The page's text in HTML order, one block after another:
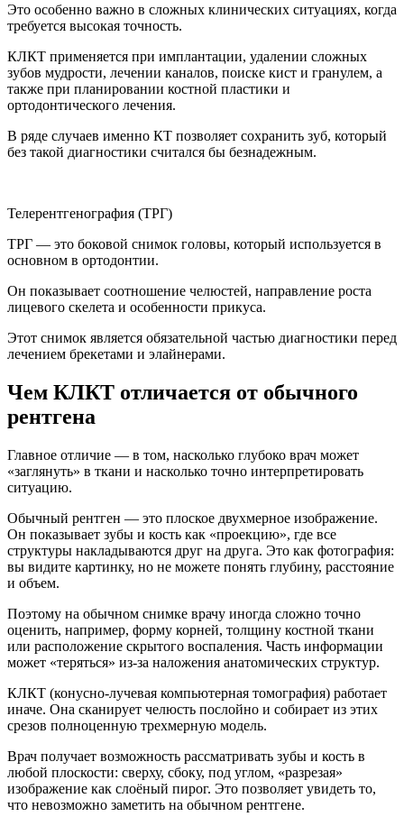
Это особенно важно в сложных клинических ситуациях, когда
требуется высокая точность.
КЛКТ применяется при имплантации, удалении сложных
зубов мудрости, лечении каналов, поиске кист и гранулем, а
также при планировании костной пластики и
ортодонтического лечения.
В ряде случаев именно КТ позволяет сохранить зуб, который
без такой диагностики считался бы безнадежным.
Телерентгенография (ТРГ)
ТРГ — это боковой снимок головы, который используется в
основном в ортодонтии.
Он показывает соотношение челюстей, направление роста
лицевого скелета и особенности прикуса.
Этот снимок является обязательной частью диагностики перед
лечением брекетами и элайнерами.
Чем КЛКТ отличается от обычного
рентгена
Главное отличие — в том, насколько глубоко врач может
«заглянуть» в ткани и насколько точно интерпретировать
ситуацию.
Обычный рентген — это плоское двухмерное изображение.
Он показывает зубы и кость как «проекцию», где все
структуры накладываются друг на друга. Это как фотография:
вы видите картинку, но не можете понять глубину, расстояние
и объем.
Поэтому на обычном снимке врачу иногда сложно точно
оценить, например, форму корней, толщину костной ткани
или расположение скрытого воспаления. Часть информации
может «теряться» из-за наложения анатомических структур.
КЛКТ (конусно-лучевая компьютерная томография) работает
иначе. Она сканирует челюсть послойно и собирает из этих
срезов полноценную трехмерную модель.
Врач получает возможность рассматривать зубы и кость в
любой плоскости: сверху, сбоку, под углом, «разрезая»
изображение как слоёный пирог. Это позволяет увидеть то,
что невозможно заметить на обычном рентгене.